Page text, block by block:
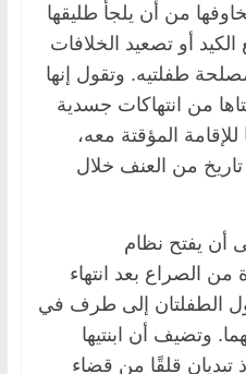
من أن يلجأ طليقها
أو تصعيد الخلافات
طفلتيه. وتقول إنها
من انتهاكات جسدية
المؤقتة معه،
من العنف خلال
أن يفتح نظام
من الصراع بعد انتهاء
الطفلتان إلى طرف في
وتضيف أن ابنتيها
تبديان قلقًا من قضاء